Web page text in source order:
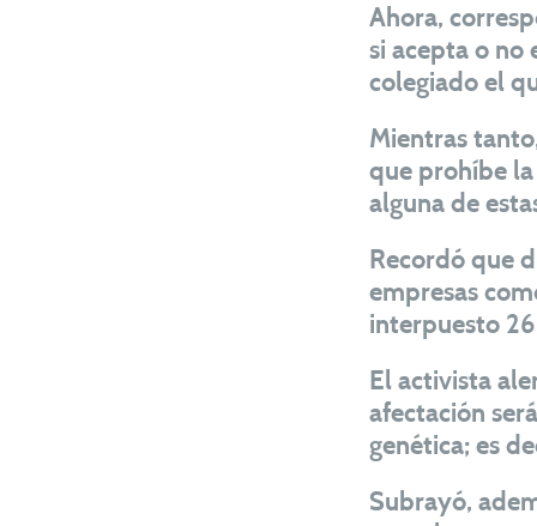
Ahora,
si acepta o no
colegiado el
Mientras
que prohíbe
alguna de
Recordó que
empresas
interpuesto
El activista
afectación
genética; es
Subrayó,